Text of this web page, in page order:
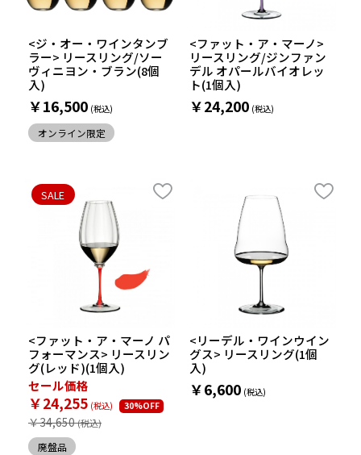
<ジ・オー・ワインタンブ
ラー> リースリング/ソー
ヴィニヨン・ブラン(8個
入)
￥16,500
オンライン限定
<ファット・ア・マーノ>
リースリング/ジンファン
デル オパールバイオレッ
ト(1個入)
￥24,200
<ファット・ア・マーノ パ
フォーマンス> リースリン
グ(レッド)(1個入)
セール価格
￥24,255 30%OFF
￥34,650
SALE
廃盤品
<リーデル・ワインウイン
グス> リースリング(1個
入)
￥6,600